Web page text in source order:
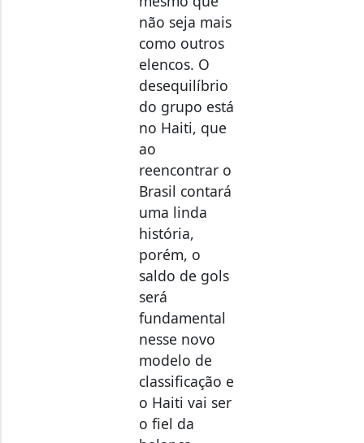
não seja mais
como outros
elencos. O
desequilíbrio
do grupo está
no Haiti, que
ao
reencontrar o
Brasil contará
uma linda
história,
porém, o
saldo de gols
será
fundamental
nesse novo
modelo de
classificação e
o Haiti vai ser
o fiel da
balança.